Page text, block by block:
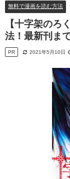
無料で漫画を読む方法
【十字架のろ
法！最新刊ま
PR 2021年5月10日